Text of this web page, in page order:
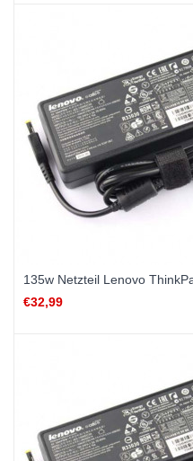
135w Netzteil Lenovo
€32,99